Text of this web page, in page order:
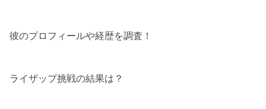
彼のプロフィールや経歴を調査！
ライザップ挑戦の結果は？